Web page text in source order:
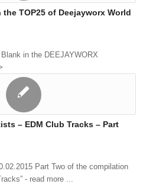
TOP25 of Deejayworx World
in the DEEJAYWORX
– EDM Club Tracks – Part
Part Two of the compilation
- read more ...